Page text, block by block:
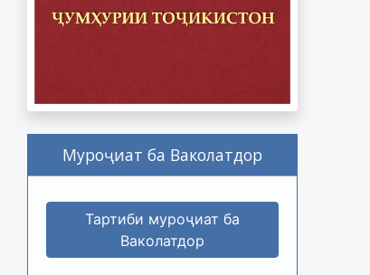
Муроҷиат ба Ваколатдор
Тартиби муроҷиат ба
Ваколатдор